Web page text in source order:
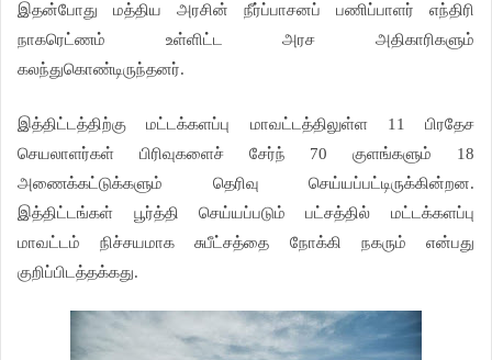
இதன்போது மத்திய அரசின் நீர்ப்பாசனப் பணிப்பாளர் எந்திரி
நாகரெட்ணம் உள்ளிட்ட அரச அதிகாரிகளும்
கலந்துகொண்டிருந்தனர்.
இத்திட்டத்திற்கு மட்டக்களப்பு மாவட்டத்திலுள்ள 11 பிரதேச
செயலாளர்கள் பிரிவுகளைச் சேர்ந் 70 குளங்களும் 18
அணைக்கட்டுக்களும் தெரிவு செய்யப்பட்டிருக்கின்றன.
இத்திட்டங்கள் பூர்த்தி செய்யப்படும் பட்சத்தில் மட்டக்களப்பு
மாவட்டம் நிச்சயமாக சுபீட்சத்தை நோக்கி நகரும் என்பது
குறிப்பிடத்தக்கது.